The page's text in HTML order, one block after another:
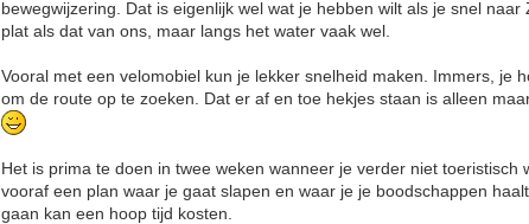
bewegwijzering. Dat is eigenlijk wel wat je hebben wilt als je snel
plat als dat van ons, maar langs het water vaak wel.
Vooral met een velomobiel kun je lekker snelheid maken. Immers, je
om de route op te zoeken. Dat er af en toe hekjes staan is alleen
Het is prima te doen in twee weken wanneer je verder niet toeristisch
vooraf een plan waar je gaat slapen en waar je je boodschappen
gaan kan een hoop tijd kosten.